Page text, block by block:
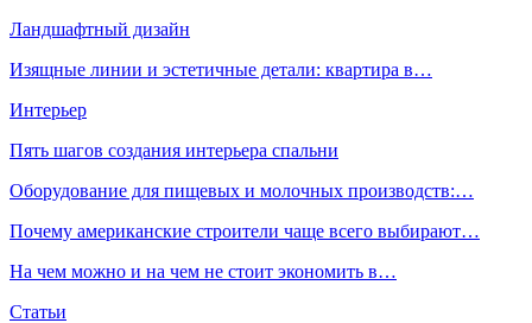
Ландшафтный дизайн
Изящные линии и эстетичные детали: квартира в…
Интерьер
Пять шагов создания интерьера спальни
Оборудование для пищевых и молочных производств:…
Почему американские строители чаще всего выбирают…
На чем можно и на чем не стоит экономить в…
Статьи